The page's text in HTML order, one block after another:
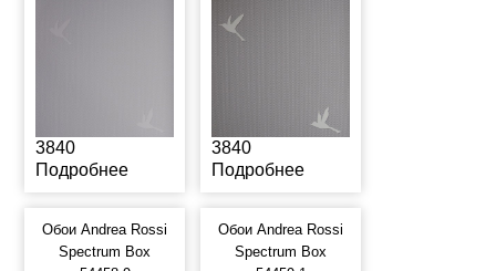
3840
Подробнее
3840
Подробнее
Обои Andrea Rossi
Spectrum Box
Обои Andrea Rossi
Spectrum Box